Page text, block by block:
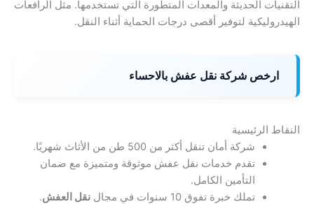
التقنيات الحديثة والمعدات المتطورة التي تستخدمها. مثل الرافعات
الهيدروليكية لتوفير أقصى درجات الحماية أثناء النقل.
ارخص شركة نقل عفش بالاحساء
النقاط الرئيسية
شركة أمان تنقل أكثر من 500 طن من الأثاث شهريًا.
تقدم خدمات نقل عفش موثوقة ومتميزة مع ضمان
التأمين الكامل.
تملك خبرة تفوق 10 سنوات في مجال
نقل العفش.